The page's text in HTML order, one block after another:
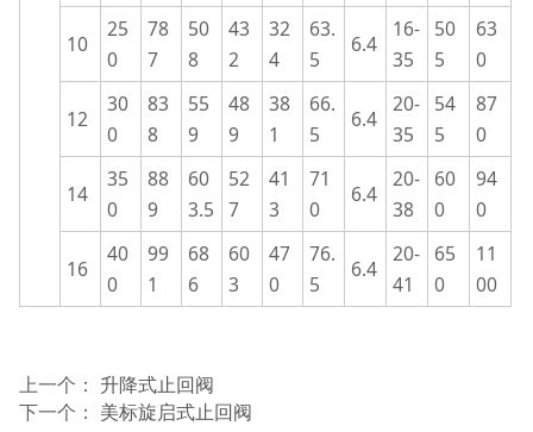
10
25
0
78
7
50
8
43
2
32
4
63.
5
6.4
16-
35
50
5
63
0
12
30
0
83
8
55
9
48
9
38
1
66.
5
6.4
20-
35
54
5
87
0
14
35
0
88
9
60
3.5
52
7
41
3
71
0
6.4
20-
38
60
0
94
0
16
40
0
99
1
68
6
60
3
47
0
76.
5
6.4
20-
41
65
0
11
00
上一个： 升降式止回阀
下一个： 美标旋启式止回阀